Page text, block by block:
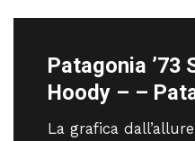
Patagonia ’73
Hoody – –
La grafica